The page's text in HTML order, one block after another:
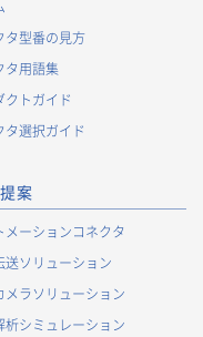
タ型番の見方
タ用語集
クトガイド
タ選択ガイド
案
メーションコネクタ
送ソリューション
メラソリューション
析シミュレーション